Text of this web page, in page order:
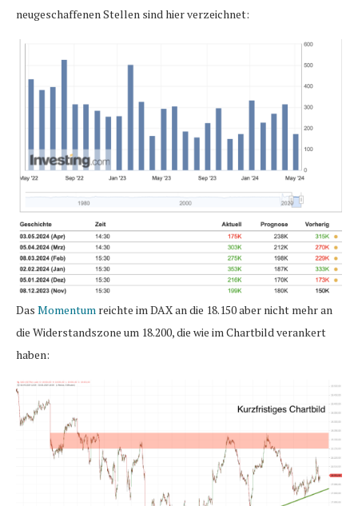
neugeschaffenen Stellen sind hier verzeichnet:
Das Momentum reichte im DAX an die 18.150 aber nicht mehr an
die Widerstandszone um 18.200, die wie im Chartbild verankert
haben: